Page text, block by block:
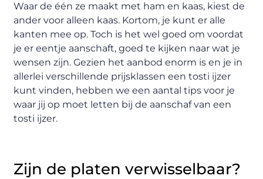
Waar de één ze maakt met ham en kaas, kiest de
ander voor alleen kaas. Kortom, je kunt er alle
kanten mee op. Toch is het wel goed om voordat
je er eentje aanschaft, goed te kijken naar wat je
wensen zijn. Gezien het aanbod enorm is en je in
allerlei verschillende prijsklassen een tosti ijzer
kunt vinden, hebben we een aantal tips voor je
waar jij op moet letten bij de aanschaf van een
tosti ijzer.
Zijn de platen verwisselbaar?